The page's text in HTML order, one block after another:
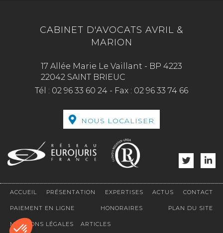
CABINET D'AVOCATS AVRIL &
MARION
17 Allée Marie Le Vaillant - BP 4223
22042 SAINT BRIEUC
Tél : 02 96 33 60 24 - Fax : 02 96 33 74 66
NOUS LOCALISER
ACCUEIL PRÉSENTATION EXPERTISES ACTUS CONTACT
PAIEMENT EN LIGNE HONORAIRES PLAN DU SITE
MENTIONS LÉGALES ARTICLES